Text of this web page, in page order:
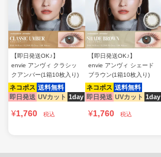
【即日発送OK♪】
envie アンヴィ クラシッ
クアンバー(1箱10枚入り)
ネコポス 送料無料
即日発送 UVカット 1day
¥1,760 税込
【即日発送OK♪】
envie アンヴィ シェード
ブラウン(1箱10枚入り)
ネコポス 送料無料
即日発送 UVカット 1day
¥1,760 税込